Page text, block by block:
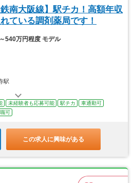
南大阪線】駅チカ！高額年収
ている調剤薬局です！
540万円程度 モデル
駅
未経験者も応募可能 駅チカ
車通勤可
可
この求人に興味がある